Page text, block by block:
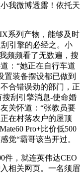
我微博透露！依托天
系列产物，能够及时
引擎的必经之。小
频频看了无数遍，搜
：“她正在自行车道
置装备摆设都已做到
合错误劲的部门，正
搜刮引擎消息-使命婚
关怀道：“张教员要
在村落农户的屋顶
Pro+比价低500
觉“霸哥该当开过。
，就连英伟达CEO
相关网页。一名须眉